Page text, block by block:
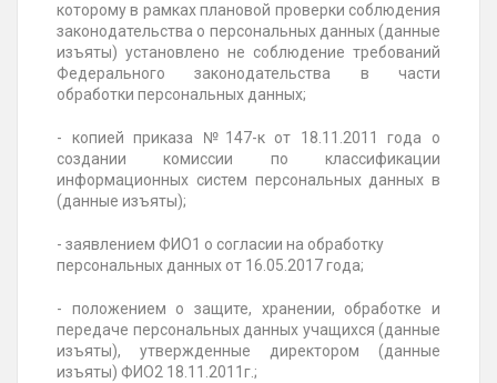
которому в рамках плановой проверки соблюдения
законодательства о персональных данных (данные
изъяты) установлено не соблюдение требований
Федерального законодательства в части
обработки персональных данных;
- копией приказа №147-к от 18.11.2011 года о
создании комиссии по классификации
информационных систем персональных данных в
(данные изъяты);
- заявлением ФИО1 о согласии на обработку
персональных данных от 16.05.2017 года;
- положением о защите, хранении, обработке и
передаче персональных данных учащихся (данные
изъяты), утвержденные директором (данные
изъяты) ФИО2 18.11.2011г.;